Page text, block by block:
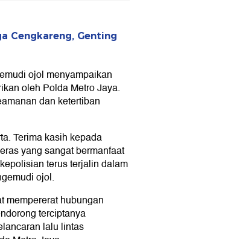
Cengkareng, Genting
ojol menyampaikan
oleh Polda Metro Jaya.
dan ketertiban
Terima kasih kepada
yang sangat bermanfaat
terus terjalin dalam
ojol.
mempererat hubungan
terciptanya
lalu lintas